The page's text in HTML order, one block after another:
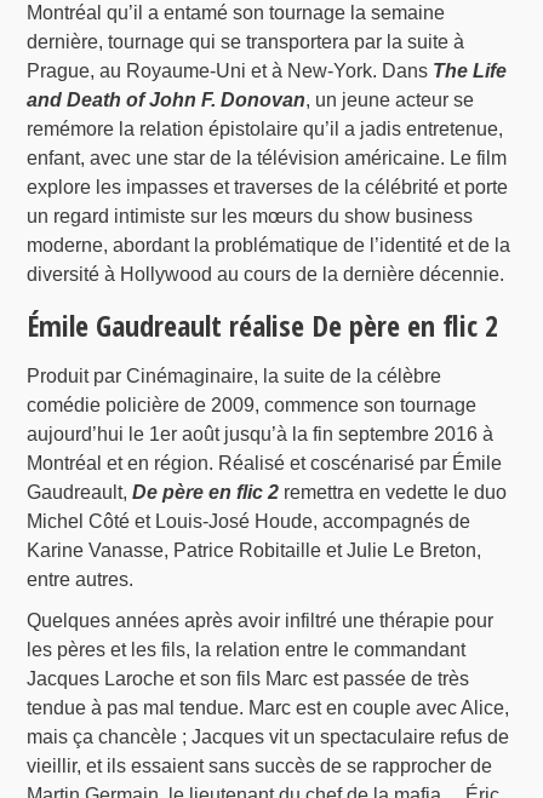
Montréal qu’il a entamé son tournage la semaine
dernière, tournage qui se transportera par la suite à
Prague, au Royaume-Uni et à New-York. Dans The Life
and Death of John F. Donovan, un jeune acteur se
remémore la relation épistolaire qu’il a jadis entretenue,
enfant, avec une star de la télévision américaine. Le film
explore les impasses et traverses de la célébrité et porte
un regard intimiste sur les mœurs du show business
moderne, abordant la problématique de l’identité et de la
diversité à Hollywood au cours de la dernière décennie.
Émile Gaudreault réalise De père en flic 2
Produit par Cinémaginaire, la suite de la célèbre
comédie policière de 2009, commence son tournage
aujourd’hui le 1er août jusqu’à la fin septembre 2016 à
Montréal et en région. Réalisé et coscénarisé par Émile
Gaudreault,De père en flic 2 remettra en vedette le duo
Michel Côté et Louis-José Houde, accompagnés de
Karine Vanasse, Patrice Robitaille et Julie Le Breton,
entre autres.
Quelques années après avoir infiltré une thérapie pour
les pères et les fils, la relation entre le commandant
Jacques Laroche et son fils Marc est passée de très
tendue à pas mal tendue. Marc est en couple avec Alice,
mais ça chancèle ; Jacques vit un spectaculaire refus de
vieillir, et ils essaient sans succès de se rapprocher de